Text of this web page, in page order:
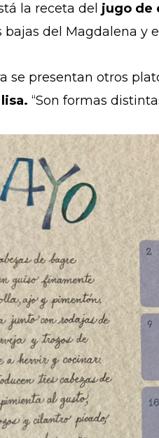
la receta del jugo de
del Magdalena y
se presentan otros
“Son formas